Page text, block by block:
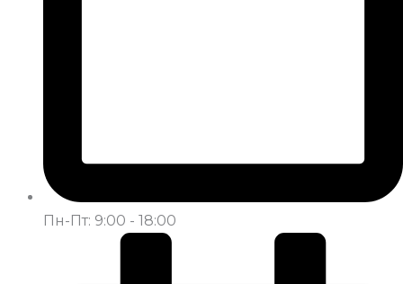
Пн-Пт: 9:00 - 18:00